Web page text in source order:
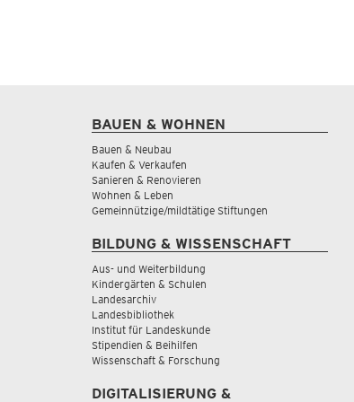
BAUEN & WOHNEN
Bauen & Neubau
Kaufen & Verkaufen
Sanieren & Renovieren
Wohnen & Leben
Gemeinnützige/mildtätige Stiftungen
BILDUNG & WISSENSCHAFT
Aus- und Weiterbildung
Kindergärten & Schulen
Landesarchiv
Landesbibliothek
Institut für Landeskunde
Stipendien & Beihilfen
Wissenschaft & Forschung
DIGITALISIERUNG &